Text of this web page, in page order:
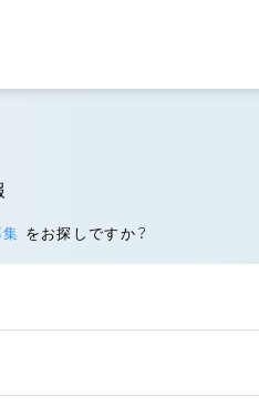
をお探しですか？